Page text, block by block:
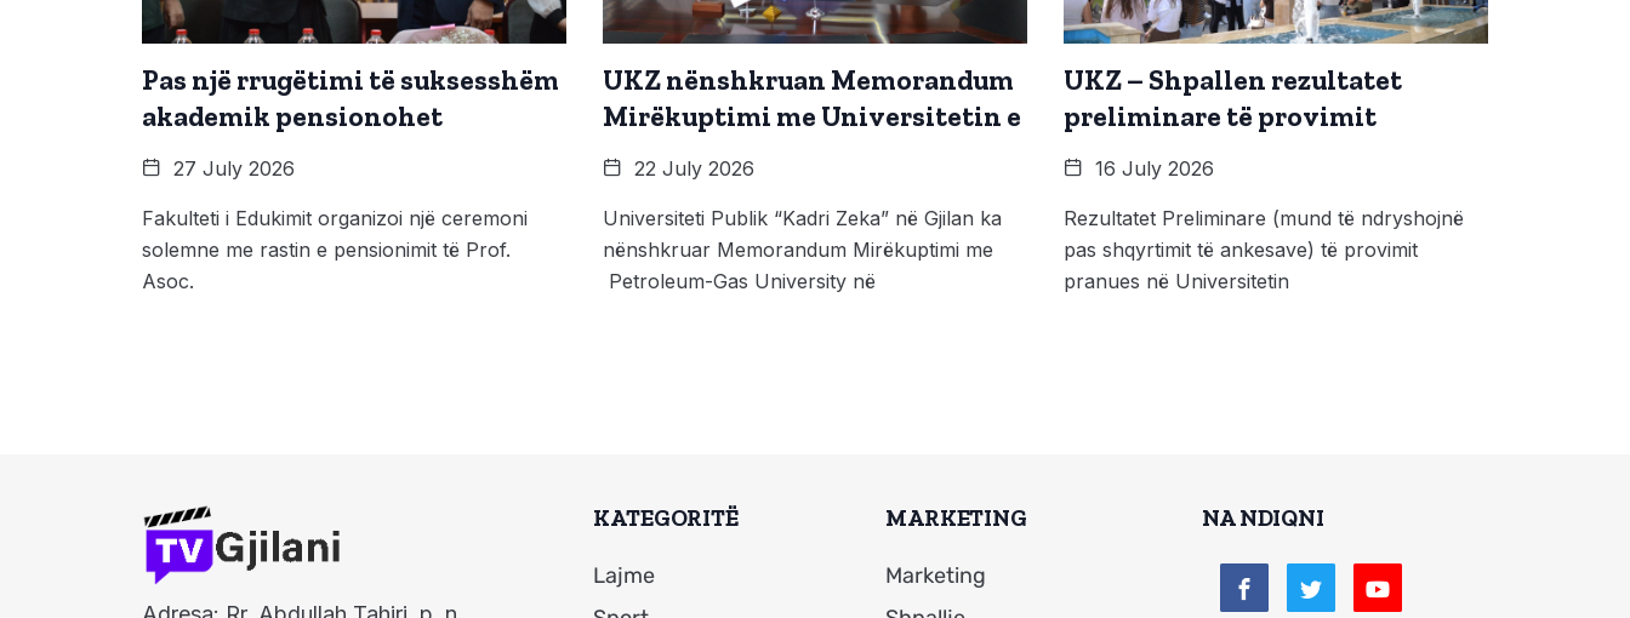
Pas një rrugëtimi të suksesshëm
akademik pensionohet
27 July 2026
Fakulteti i Edukimit organizoi një ceremoni
solemne me rastin e pensionimit të Prof.
Asoc.
UKZ nënshkruan Memorandum
Mirëkuptimi me Universitetin e
22 July 2026
Universiteti Publik “Kadri Zeka” në Gjilan ka
nënshkruar Memorandum Mirëkuptimi me
Petroleum-Gas University në
UKZ – Shpallen rezultatet
preliminare të provimit
16 July 2026
Rezultatet Preliminare (mund të ndryshojnë
pas shqyrtimit të ankesave) të provimit
pranues në Universitetin
KATEGORITË
Lajme
MARKETING
Marketing
NA NDIQNI